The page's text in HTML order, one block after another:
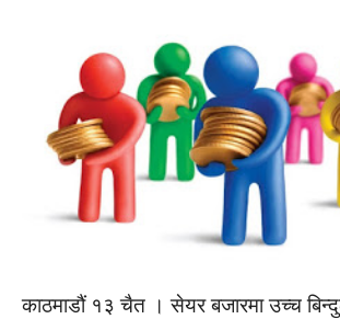
काठमाडौं १३ चैत । सेयर बजारमा उच्च